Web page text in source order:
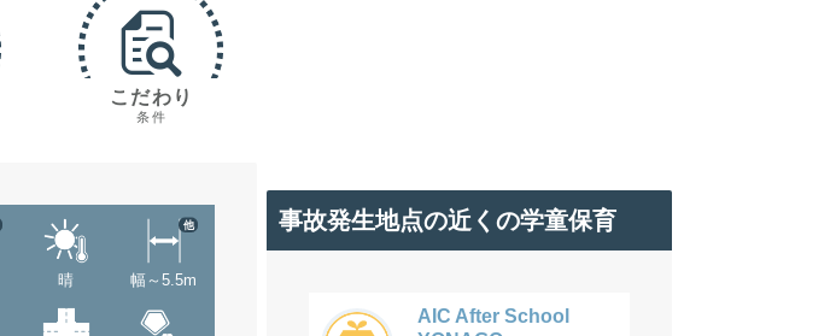
こだわり
条件
晴 幅～5.5m
他 事故発生地点の近くの学童保育
AIC After School